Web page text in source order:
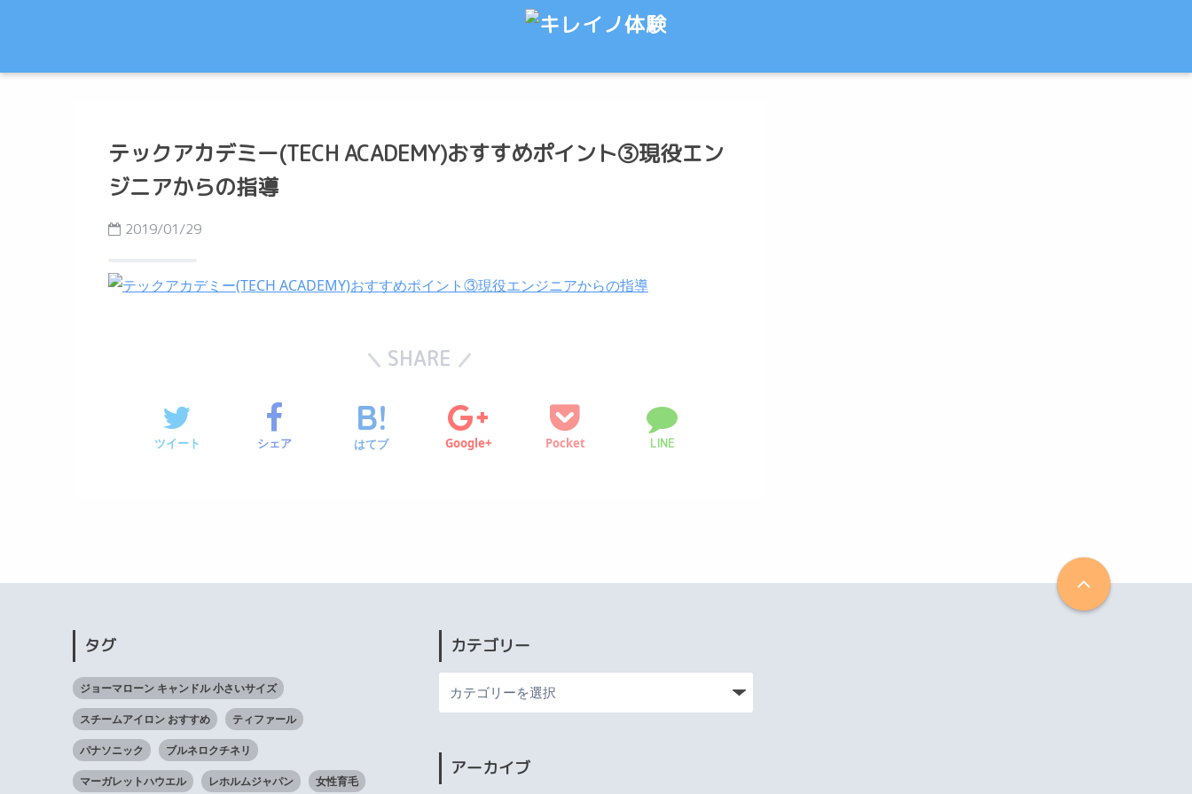
テックアカデミー(TECH ACADEMY)おすすめポイント③現役エン
ジニアからの指導
2019/01/29
SHARE
ツイート シェア はてブ Google+ Pocket LINE
タグ
ジョーマローン キャンドル 小さいサイズ
スチームアイロン おすすめ ティファール
パナソニック ブルネロクチネリ
マーガレットハウエル レホルムジャパン 女性育毛
カテゴリー
アーカイブ